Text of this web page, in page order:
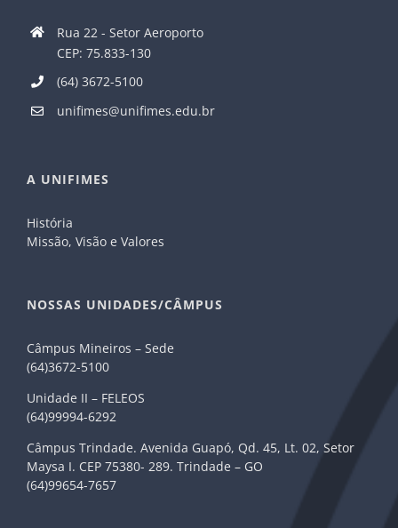
Rua 22 - Setor Aeroporto
CEP: 75.833-130
(64) 3672-5100
unifimes@unifimes.edu.br
A UNIFIMES
História
Missão, Visão e Valores
NOSSAS UNIDADES/CÂMPUS
Câmpus Mineiros – Sede
(64)3672-5100
Unidade II – FELEOS
(64)99994-6292
Câmpus Trindade. Avenida Guapó, Qd. 45, Lt. 02, Setor
Maysa I. CEP 75380- 289. Trindade – GO
(64)99654-7657